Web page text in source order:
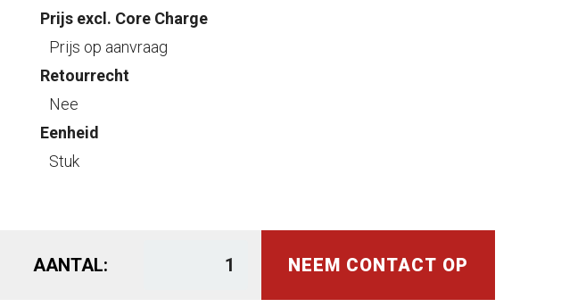
Prijs excl. Core Charge
Prijs op aanvraag
Retourrecht
Nee
Eenheid
Stuk
AANTAL: NEEM CONTACT OP